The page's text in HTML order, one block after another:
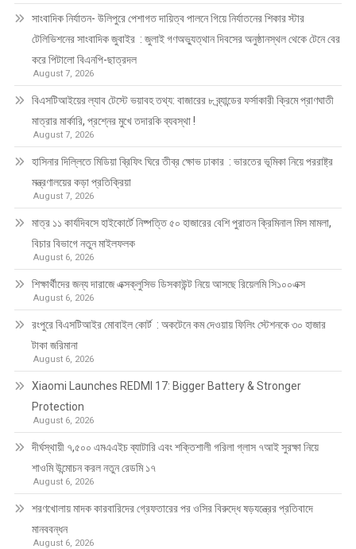
সাংবাদিক নির্যাতন- উলিপুরে পেশাগত দায়িত্ব পালনে গিয়ে নির্যাতনের শিকার স্টার
টেলিভিশনের সাংবাদিক জুবাইর : জুলাই গণঅভ্যুত্থান দিবসের অনুষ্ঠানস্থল থেকে টেনে বের
করে পিটালো বিএনপি-ছাত্রদল
August 7, 2026
বিএসটিআইয়ের ল্যাব টেস্টে ভয়াবহ তথ্য: বাজারের ৮ ব্র্যান্ডের ফর্সাকারী ক্রিমে প্রাণঘাতী
মাত্রার মার্কারি, প্রশ্নের মুখে তদারকি ব্যবস্থা !
August 7, 2026
হাসিনার দিল্লিতে মিডিয়া ব্রিফিং ঘিরে তীব্র ক্ষোভ ঢাকার : ভারতের ভূমিকা নিয়ে পররাষ্ট্র
মন্ত্রণালয়ের কড়া প্রতিক্রিয়া
August 7, 2026
মাত্র ১১ কার্যদিবসে হাইকোর্টে নিষ্পত্তি ৫০ হাজারের বেশি পুরাতন ক্রিমিনাল মিস মামলা,
বিচার বিভাগে নতুন মাইলফলক
August 6, 2026
শিক্ষার্থীদের জন্য দারাজে এক্সক্লুসিভ ডিসকাউন্ট নিয়ে আসছে রিয়েলমি সি১০০এক্স
August 6, 2026
রংপুরে বিএসটিআইর মোবাইল কোর্ট : অকটেনে কম দেওয়ায় ফিলিং স্টেশনকে ৩০ হাজার
টাকা জরিমানা
August 6, 2026
Xiaomi Launches REDMI 17: Bigger Battery & Stronger
Protection
August 6, 2026
দীর্ঘস্থায়ী ৭,৫০০ এমএএইচ ব্যাটারি এবং শক্তিশালী গরিলা গ্লাস ৭আই সুরক্ষা নিয়ে
শাওমি উন্মোচন করল নতুন রেডমি ১৭
August 6, 2026
শরণখোলায় মাদক কারবারিদের গ্রেফতারের পর ওসির বিরুদ্ধে ষড়যন্ত্রের প্রতিবাদে
মানববন্ধন
August 6, 2026